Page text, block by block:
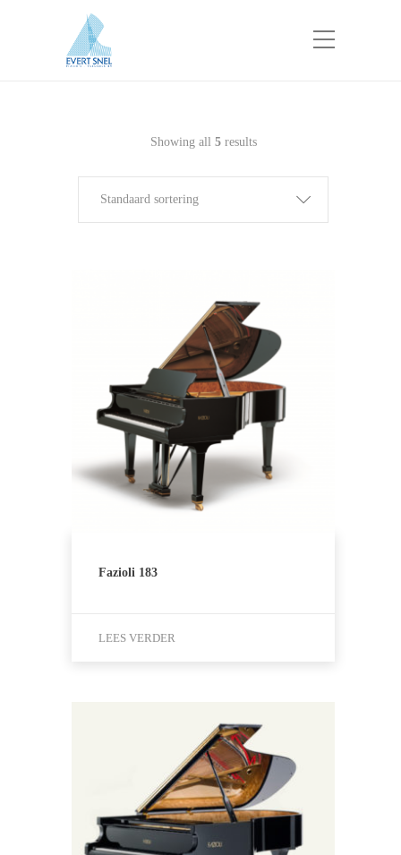
Showing all 5results
Standaard sortering
Fazioli 183
LEES VERDER